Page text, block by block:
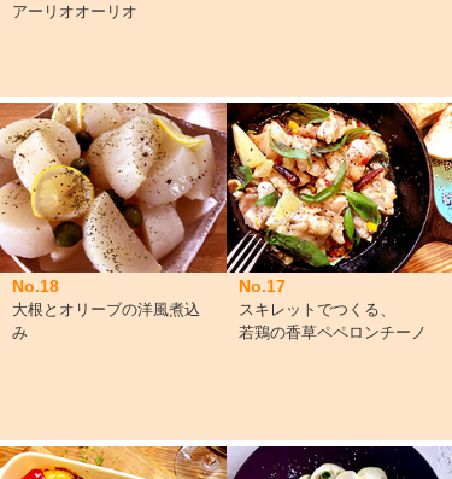
アーリオオーリオ
No.18
大根とオリーブの洋風煮込
み
No.17
スキレットでつくる、
若鶏の香草ペペロンチーノ